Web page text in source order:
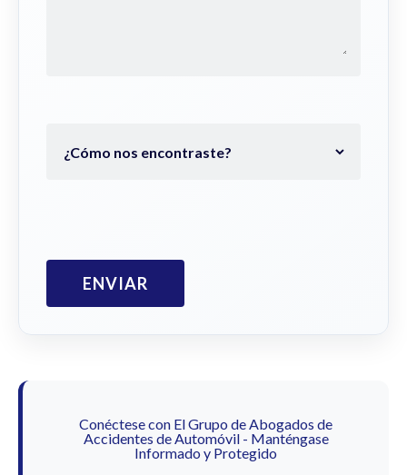
Conéctese con El Grupo de Abogados de
Accidentes de Automóvil - Manténgase
Informado y Protegido